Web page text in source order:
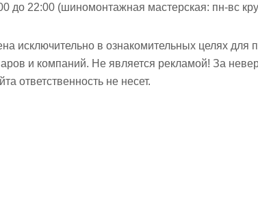
до 22:00 (шиномонтажная мастерская: пн-вс
исключительно в ознакомительных целях для
и компаний. Не является рекламой! За
ответственность не несет.